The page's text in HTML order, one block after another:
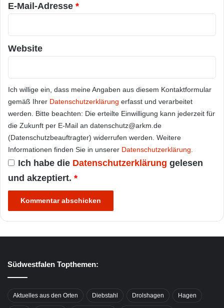
E-Mail-Adresse *
Website
Ich willige ein, dass meine Angaben aus diesem Kontaktformular
gemäß Ihrer Datenschutzerklärung erfasst und verarbeitet
werden. Bitte beachten: Die erteilte Einwilligung kann jederzeit für
die Zukunft per E-Mail an datenschutz@arkm.de
(Datenschutzbeauftragter) widerrufen werden. Weitere
Informationen finden Sie in unserer Datenschutzerklärung
Ich habe die Datenschutzerklärung gelesen
und akzeptiert. *
Südwestfalen Topthemen:
Aktuelles aus den Orten Diebstahl Drolshagen Hagen